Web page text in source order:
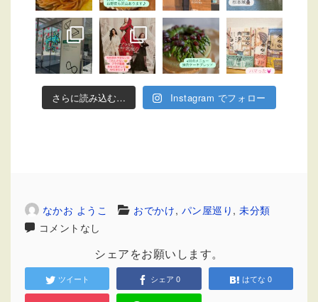
さらに読み込む… Instagram でフォロー
なかお ようこ おでかけ, パン屋巡り ,未分類
コメントなし
シェアをお願いします。
ツイート シェア 0 はてな 0